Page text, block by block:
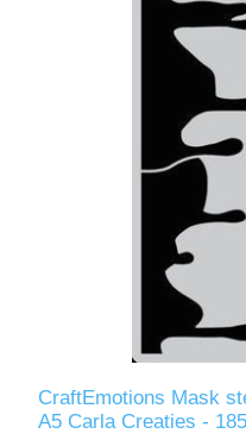
CraftEmotions Mask
A5 Carla Creaties -